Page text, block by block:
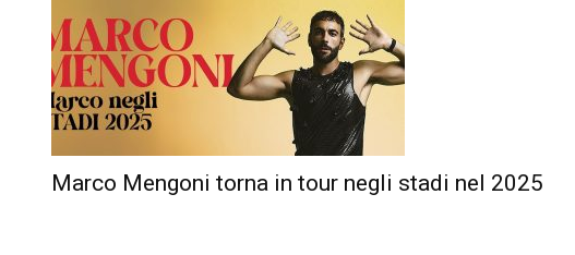
Marco Mengoni torna in tour negli stadi nel 2025